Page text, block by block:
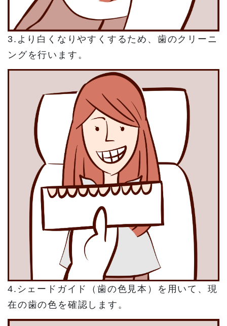
3.より白くなりやすくするため、歯のクリーニ
ングを行います。
4.シェードガイド（歯の色見本）を用いて、現
在の歯の色を確認します。